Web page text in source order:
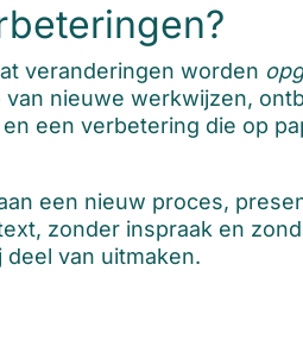
veranderingen worden
nieuwe werkwijzen,
een verbetering die op
een nieuw proces,
zonder inspraak en
van uitmaken.